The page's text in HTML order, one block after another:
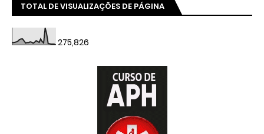
TOTAL DE VISUALIZAÇÕES DE PÁGINA
275,826